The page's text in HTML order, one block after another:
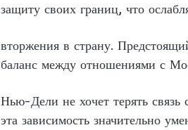
защиту своих границ, что
вторжения в страну.
баланс между отношениями с
Нью-Дели не хочет терять
эта зависимость значительно